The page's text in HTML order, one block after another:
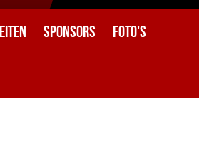
Sponsors Foto's